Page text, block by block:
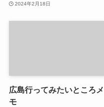
2024年2月18日
広島行ってみたいところメ
モ